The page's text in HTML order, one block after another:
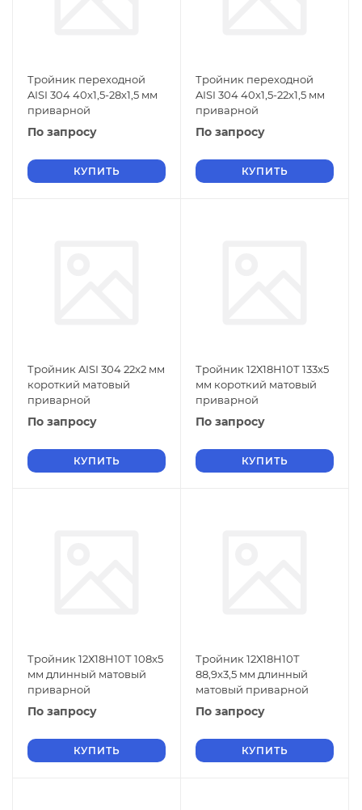
Тройник переходной
AISI 304 40х1,5-28х1,5 мм
приварной
По запросу
КУПИТЬ
Тройник переходной
AISI 304 40х1,5-22х1,5 мм
приварной
По запросу
КУПИТЬ
Тройник AISI 304 22x2 мм
короткий матовый
приварной
По запросу
КУПИТЬ
Тройник 12Х18Н10Т 133x5
мм короткий матовый
приварной
По запросу
КУПИТЬ
Тройник 12Х18Н10Т 108x5
мм длинный матовый
приварной
По запросу
КУПИТЬ
Тройник 12Х18Н10Т
88,9x3,5 мм длинный
матовый приварной
По запросу
КУПИТЬ